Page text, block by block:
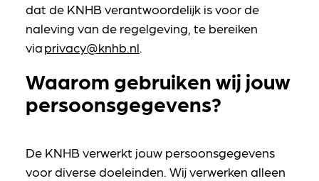
dat de KNHB verantwoordelijk is voor de
naleving van de regelgeving, te bereiken
viaprivacy@knhb.nl.
Waarom gebruiken wij jouw
persoonsgegevens?
De KNHB verwerkt jouw persoonsgegevens
voor diverse doeleinden. Wij verwerken alleen